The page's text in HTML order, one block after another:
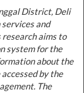
District, Deli
and
aims to
system for the
about the
by the
The